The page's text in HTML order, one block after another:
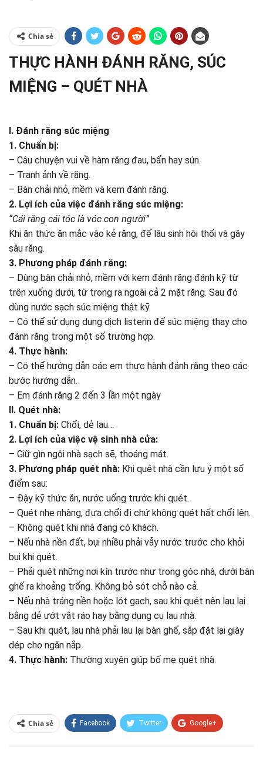
Chia sẻ
THỰC HÀNH ĐÁNH RĂNG, SÚC
MIỆNG – QUÉT NHÀ
I. Đánh răng súc miệng
1. Chuẩn bị:
– Câu chuyện vui về hàm răng đau, bẩn hay sún.
– Tranh ảnh về răng.
– Bàn chải nhỏ, mềm và kem đánh răng.
2. Lợi ích của việc đánh răng súc miệng:
“Cái răng cái tóc là vóc con người”
Khi ăn thức ăn mắc vào kẻ răng, để lâu sinh hôi thối và gây
sâu răng.
3. Phương pháp đánh răng:
– Dùng bàn chải nhỏ, mềm với kem đánh răng đánh kỹ từ
trên xuống dưới, từ trong ra ngoài cả 2 mặt răng. Sau đó
dùng nước sạch súc miệng thật kỹ.
– Có thể sử dụng dung dịch listerin để súc miệng thay cho
đánh răng trong một số trường hợp.
4. Thực hành:
– Có thể hướng dẫn các em thực hành đánh răng theo các
bước hướng dẫn.
– Em đánh răng 2 đến 3 lần một ngày
II. Quét nhà:
1. Chuẩn bị: Chổi, dẻ lau…
2. Lợi ích của việc vệ sinh nhà cửa:
– Giữ gìn ngôi nhà sạch sẽ, thoáng mát.
3. Phương pháp quét nhà: Khi quét nhà cần lưu ý một số
điểm sau:
– Đậy kỹ thức ăn, nước uống trước khi quét.
– Quét nhẹ nhàng, đưa chổi đi chứ không quét hất chổi lên.
– Không quét khi nhà đang có khách.
– Nếu nhà nền đất, bụi nhiều phải vẫy nước trước cho khỏi
bụi khi quét.
– Phải quét những nơi kín trước như trong góc nhà, dưới bàn
ghế ra khoảng trống. Không bỏ sót chỗ nào cả.
– Nếu nhà tráng nền hoặc lót gạch, sau khi quét nên lau lại
bằng dẻ ướt vắt ráo hay bằng dụng cụ lau nhà.
– Sau khi quét, lau nhà phải lau lại bàn ghế, sắp đặt lại giày
dép cho ngăn nắp.
4. Thực hành: Thường xuyên giúp bố mẹ quét nhà.
Chia sẻ Facebook Twitter Google+